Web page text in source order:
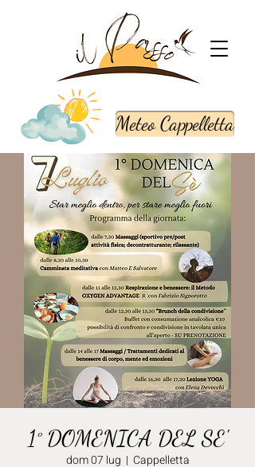
Meteo Cappelletta
1° DOMENICA DEL SE'
dom 07 lug
  |
Cappelletta